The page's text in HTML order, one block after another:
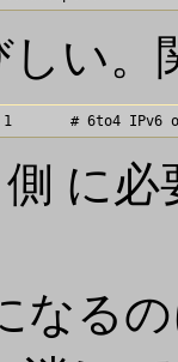
い。
側 に
なる